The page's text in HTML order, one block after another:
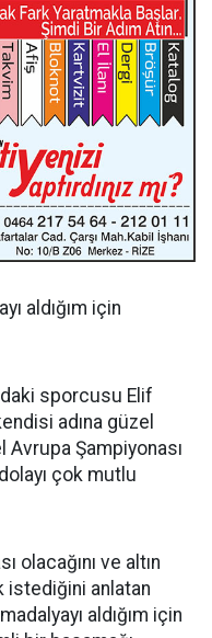
aldığım için
sporcusu Elif
adına güzel
Şampiyonası
dolayı çok mutlu
olacağını ve altın
istediğini anlatan
aldığım için